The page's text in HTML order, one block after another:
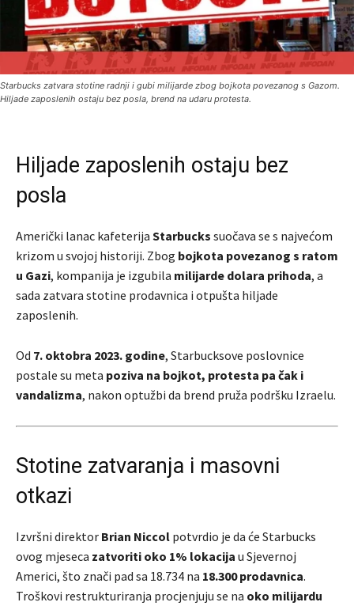
Starbucks zatvara stotine radnji i gubi milijarde zbog bojkota povezanog s Gazom.
Hiljade zaposlenih ostaju bez posla, brend na udaru protesta.
Hiljade zaposlenih ostaju bez
posla
Američki lanac kafeterija Starbucks suočava se s najvećom
krizom u svojoj historiji. Zbog bojkota povezanog s ratom
u Gazi, kompanija je izgubila milijarde dolara prihoda, a
sada zatvara stotine prodavnica i otpušta hiljade
zaposlenih.
Od 7. oktobra 2023. godine, Starbucksove poslovnice
postale su meta poziva na bojkot, protesta pa čak i
vandalizma, nakon optužbi da brend pruža podršku Izraelu.
Stotine zatvaranja i masovni
otkazi
Izvršni direktor Brian Niccol potvrdio je da će Starbucks
ovog mjeseca zatvoriti oko 1% lokacija u Sjevernoj
Americi, što znači pad sa 18.734 na 18.300 prodavnica.
Troškovi restrukturiranja procjenjuju se na oko milijardu